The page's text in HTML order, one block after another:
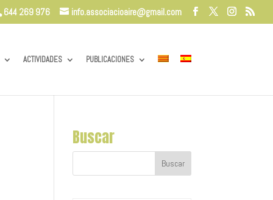
644 269 976 info.associacioaire@gmail.com
ACTIVIDADES PUBLICACIONES
Buscar